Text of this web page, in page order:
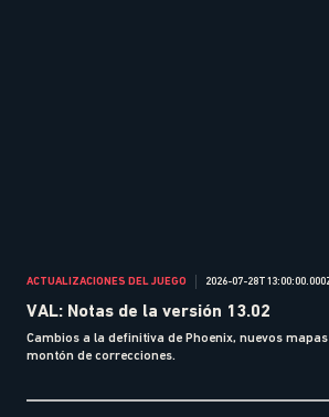
ACTUALIZACIONES DEL JUEGO 2026-07-
VAL: Notas de la versión 13.02
Cambios a la definitiva de Phoenix, nuevos
montón de correcciones.